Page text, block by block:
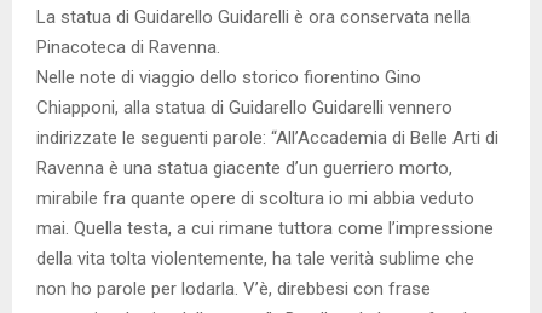
La statua di Guidarello Guidarelli è ora conservata nella
Pinacoteca di Ravenna.
Nelle note di viaggio dello storico fiorentino Gino
Chiapponi, alla statua di Guidarello Guidarelli vennero
indirizzate le seguenti parole: “All’Accademia di Belle Arti di
Ravenna è una statua giacente d’un guerriero morto,
mirabile fra quante opere di scoltura io mi abbia veduto
mai. Quella testa, a cui rimane tuttora come l’impressione
della vita tolta violentemente, ha tale verità sublime che
non ho parole per lodarla. V’è, direbbesi con frase